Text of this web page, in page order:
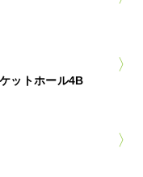
ットホール4B